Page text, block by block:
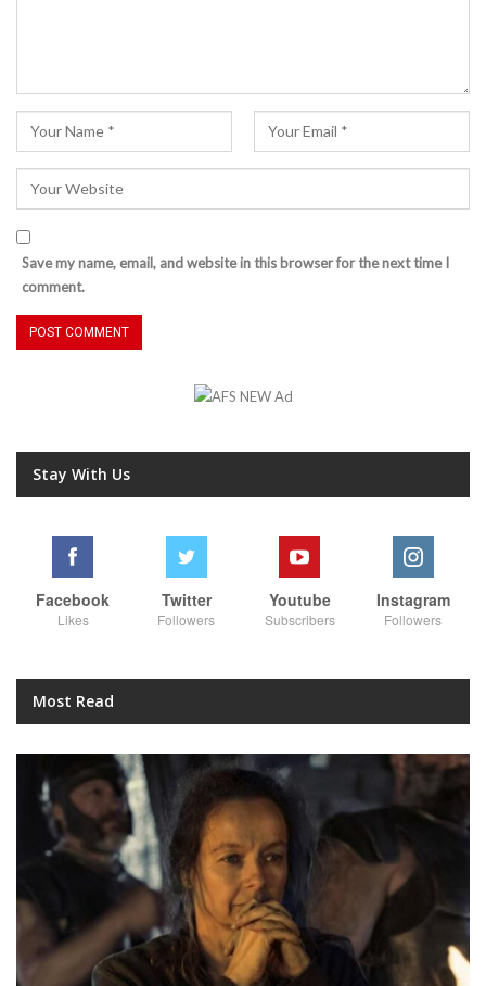
Save my name, email, and website in this browser for the next time I
comment.
Stay With Us
Facebook
Likes
Twitter
Followers
Youtube
Subscribers
Instagram
Followers
Most Read